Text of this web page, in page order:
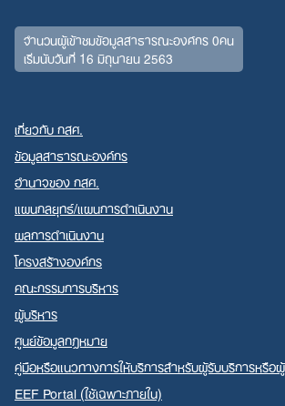
Search
for:
จำนวนผู้เข้าชมข้อมูลสาธารณะองค์กร 0คน
เริ่มนับวันที่ 16 มิถุนายน 2563
เกี่ยวกับ กสศ.
ข้อมูลสาธารณะองค์กร
อำนาจของ กสศ.
แผนกลยุทธ์/แผนการดำเนินงาน
ผลการดำเนินงาน
โครงสร้างองค์กร
คณะกรรมการบริหาร
ผู้บริหาร
ศูนย์ข้อมูลกฎหมาย
คู่มือหรือแนวทางการให้บริการสำหรับผู้รับบริการหรื
EEF Portal (ใช้เฉพาะภายใน)